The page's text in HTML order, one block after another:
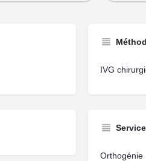
IVG
Service
Orthogénie